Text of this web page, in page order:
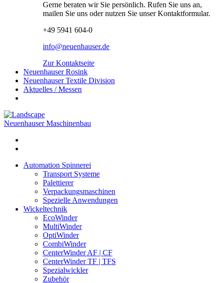
Gerne beraten wir Sie persönlich. Rufen Sie uns an,
mailen Sie uns oder nutzen Sie unser Kontaktformular.
+49 5941 604-0
info@neuenhauser.de
Zur Kontaktseite
Neuenhauser Rosink
Neuenhauser Textile Division
Aktuelles / Messen
Neuenhauser Maschinenbau
Automation Spinnerei
Transport Systeme
Palettierer
Verpackungsmaschinen
Spezielle Anwendungen
Wickeltechnik
EcoWinder
MultiWinder
OptiWinder
CombiWinder
CenterWinder AF | CF
CenterWinder TF | TFS
Spezialwickler
Zubehör